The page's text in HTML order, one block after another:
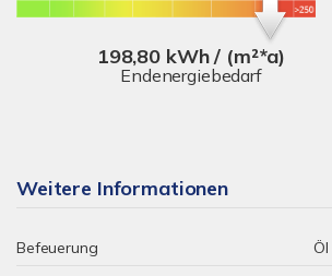
198,80 kWh / (m²*a)
Endenergiebedarf
Weitere Informationen
Befeuerung
Öl